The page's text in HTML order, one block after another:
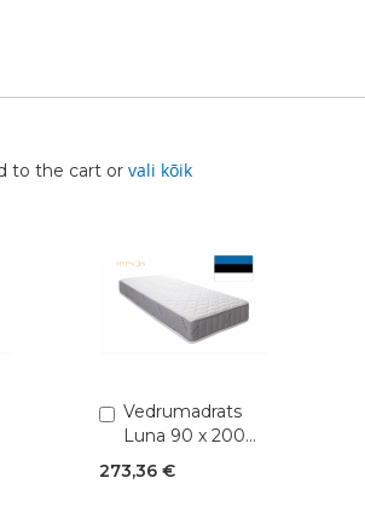
to the cart or vali kõik
Vedrumadrats
Luna 90 x 200
(Pocket 1,8)
273,36 €
Lisa
ostukorvi